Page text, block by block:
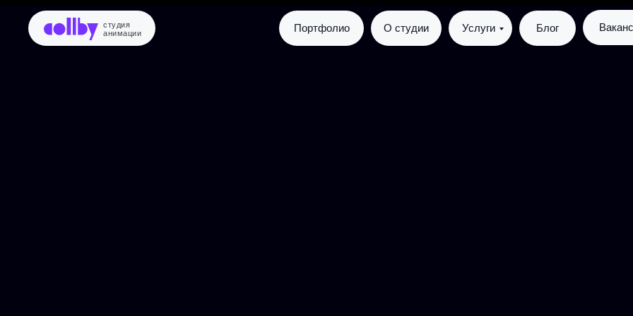
Портфолио О студии Услуги Блог
студия
анимации